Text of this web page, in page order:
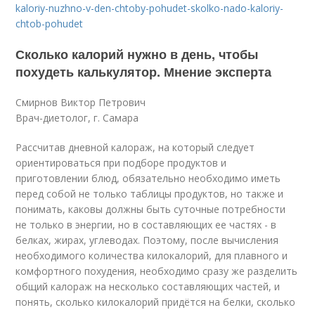
kaloriy-nuzhno-v-den-chtoby-pohudet-skolko-nado-kaloriy-
chtob-pohudet
Сколько калорий нужно в день, чтобы
похудеть калькулятор. Мнение эксперта
Смирнов Виктор Петрович
Врач-диетолог, г. Самара
Рассчитав дневной калораж, на который следует
ориентироваться при подборе продуктов и
приготовлении блюд, обязательно необходимо иметь
перед собой не только таблицы продуктов, но также и
понимать, каковы должны быть суточные потребности
не только в энергии, но в составляющих ее частях - в
белках, жирах, углеводах. Поэтому, после вычисления
необходимого количества килокалорий, для плавного и
комфортного похудения, необходимо сразу же разделить
общий калораж на несколько составляющих частей, и
понять, сколько килокалорий придётся на белки, сколько